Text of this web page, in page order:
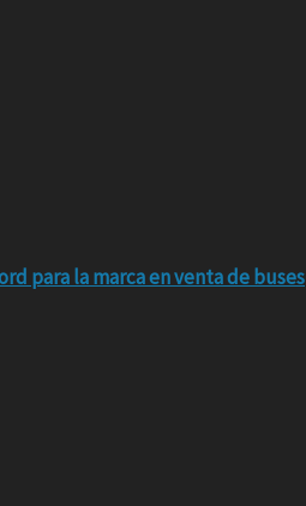
para la marca en venta de buses